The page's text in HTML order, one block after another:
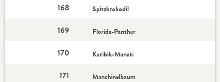
168 Spitzkrokodil
169 Florida-Panther
170 Karibik-Manati
171 Manchinelbaum